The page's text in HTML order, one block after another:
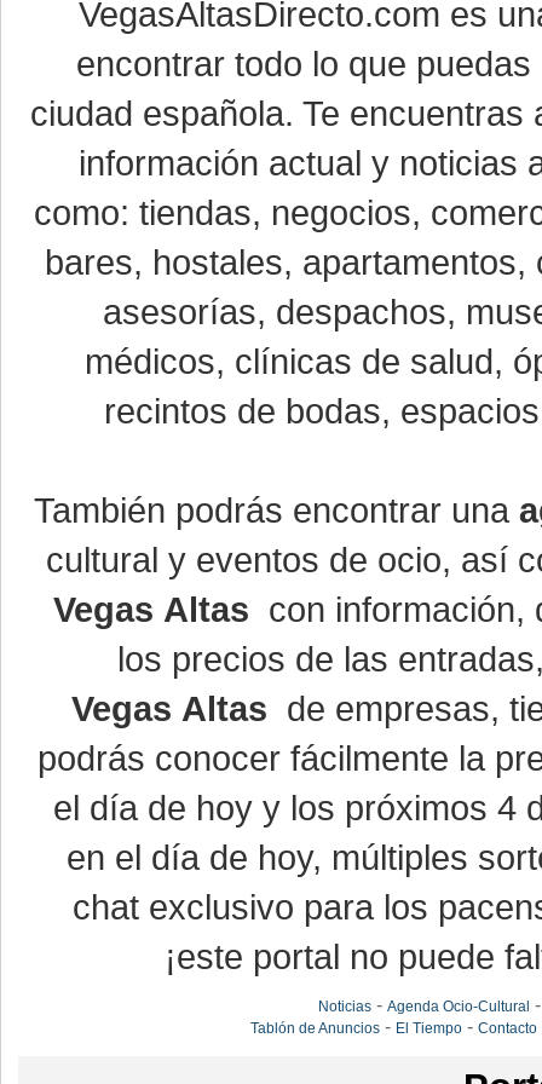
VegasAltasDirecto.com es
encontrar todo lo que
ciudad española. Te
información actual y noticias
como: tiendas, negocios,
bares, hostales,
asesorías, despachos,
médicos, clínicas de salud,
recintos de bodas,
También podrás encontrar una
cultural y eventos de ocio, así
Vegas Altas con información,
los precios de las
Vegas Altas de empresas,
podrás conocer fácilmente la
el día de hoy y los próximos 4
en el día de hoy, múltiples
chat exclusivo para los
¡este portal no puede
Noticias -Agenda Ocio-Cultural
Tablón de Anuncios - El Tiempo -Contacto